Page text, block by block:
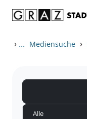
› ... Mediensuche ›